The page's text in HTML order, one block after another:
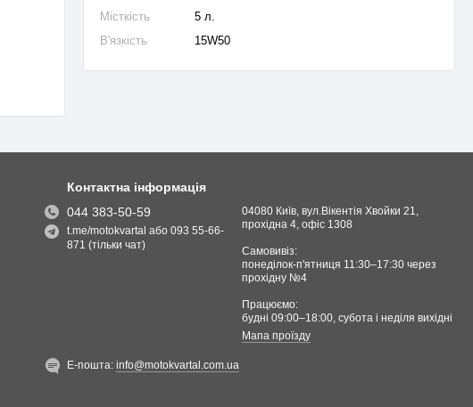
Місткість
5 л.
В'язкість
15W50
Контактна інформація
044 383-50-59
t.me/motokvartal або 093 55-66-
871 (тільки чат)
04080 Київ, вул.Вікентія Хвойки 21,
прохідна 4, офіс 1308
Самовивіз:
понеділок-п'ятниця 11:30–17:30 через
прохідну №4
Працюємо:
будні 09:00–18:00, cубота і неділя вихідні
Мапа проїзду
Е-пошта:info@motokvartal.com.ua